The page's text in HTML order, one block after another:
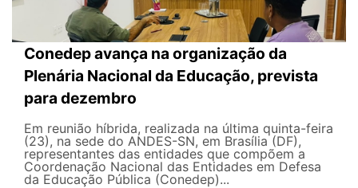
Conedep avança na organização da
Plenária Nacional da Educação, prevista
para dezembro
Em reunião híbrida, realizada na última quinta-feira
(23), na sede do ANDES-SN, em Brasília (DF),
representantes das entidades que compõem a
Coordenação Nacional das Entidades em Defesa
da Educação Pública (Conedep)...